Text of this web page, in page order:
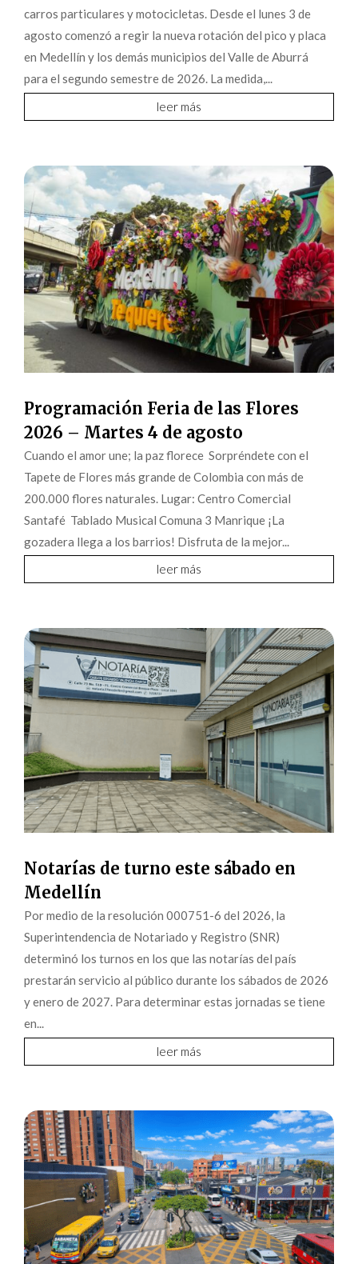
carros particulares y motocicletas. Desde el lunes 3 de
agosto comenzó a regir la nueva rotación del pico y placa
en Medellín y los demás municipios del Valle de Aburrá
para el segundo semestre de 2026. La medida,...
leer más
Programación Feria de las Flores
2026 – Martes 4 de agosto
Cuando el amor une; la paz florece Sorpréndete con el
Tapete de Flores más grande de Colombia con más de
200.000 flores naturales. Lugar: Centro Comercial
Santafé Tablado Musical Comuna 3 Manrique ¡La
gozadera llega a los barrios! Disfruta de la mejor...
leer más
Notarías de turno este sábado en
Medellín
Por medio de la resolución 000751-6 del 2026, la
Superintendencia de Notariado y Registro (SNR)
determinó los turnos en los que las notarías del país
prestarán servicio al público durante los sábados de 2026
y enero de 2027. Para determinar estas jornadas se tiene
en...
leer más